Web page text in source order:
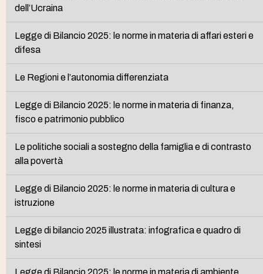
dell’Ucraina
Legge di Bilancio 2025: le norme in materia di affari esteri e
difesa
Le Regioni e l’autonomia differenziata
Legge di Bilancio 2025: le norme in materia di finanza,
fisco e patrimonio pubblico
Le politiche sociali a sostegno della famiglia e di contrasto
alla povertà
Legge di Bilancio 2025: le norme in materia di cultura e
istruzione
Legge di bilancio 2025 illustrata: infografica e quadro di
sintesi